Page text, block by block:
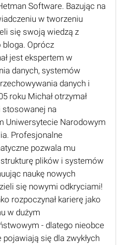
Software. Bazując na
w tworzeniu
się swoją wiedzą z
Oprócz
jest ekspertem w
danych, systemów
danych i
roku Michał otrzymał
stosowanej na
Uniwersytecie Narodowym
Profesjonalne
pozwala mu
plików i systemów
naukę nowych
się nowymi odkryciami!
rozpoczynał karierę jako
w dużym
- dlatego nieobce
się dla zwykłych